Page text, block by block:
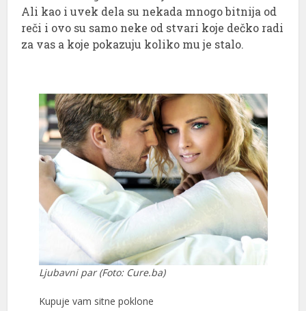
Ali kao i uvek dela su nekada mnogo bitnija od
reči i ovo su samo neke od stvari koje dečko radi
za vas a koje pokazuju koliko mu je stalo.
Ljubavni par (Foto: Cure.ba)
Kupuje vam sitne poklone